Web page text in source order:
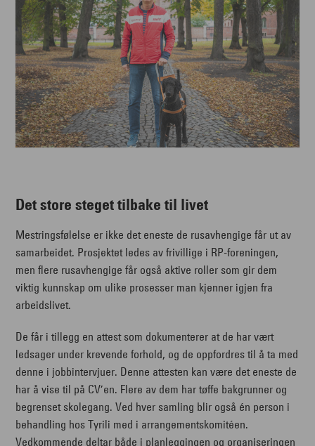
Det store steget tilbake til livet
Mestringsfølelse er ikke det eneste de rusavhengige får ut av
samarbeidet. Prosjektet ledes av frivillige i RP-foreningen,
men flere rusavhengige får også aktive roller som gir dem
viktig kunnskap om ulike prosesser man kjenner igjen fra
arbeidslivet.
De får i tillegg en attest som dokumenterer at de har vært
ledsager under krevende forhold, og de oppfordres til å ta med
denne i jobbintervjuer. Denne attesten kan være det eneste de
har å vise til på CV’en. Flere av dem har tøffe bakgrunner og
begrenset skolegang. Ved hver samling blir også én person i
behandling hos Tyrili med i arrangementskomitéen.
Vedkommende deltar både i planleggingen og organiseringen